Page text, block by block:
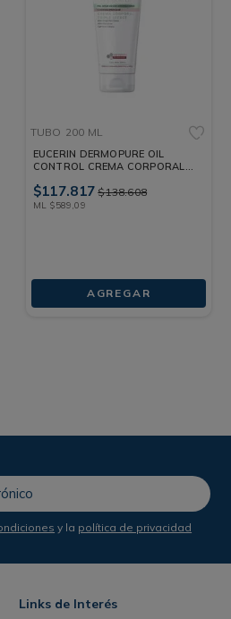
TUBO 200 ML
EUCERIN DERMOPURE OIL
CONTROL CREMA CORPORAL
$117.817 $138.608
ML $589 ,09
AGREGAR
y la política de privacidad
Links de Interés